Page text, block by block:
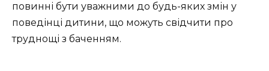
повинні бути уважними до будь-яких змін у
поведінці дитини, що можуть свідчити про
труднощі з баченням.